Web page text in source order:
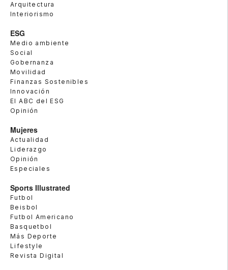
Arquitectura
Interiorismo
ESG
Medio ambiente
Social
Gobernanza
Movilidad
Finanzas Sostenibles
Innovación
El ABC del ESG
Opinión
Mujeres
Actualidad
Liderazgo
Opinión
Especiales
Sports Illustrated
Futbol
Beisbol
Futbol Americano
Basquetbol
Más Deporte
Lifestyle
Revista Digital